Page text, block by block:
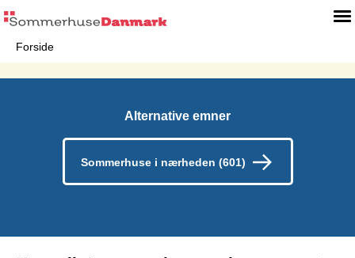
Forside
Alternative emner
Sommerhuse i nærheden (601)